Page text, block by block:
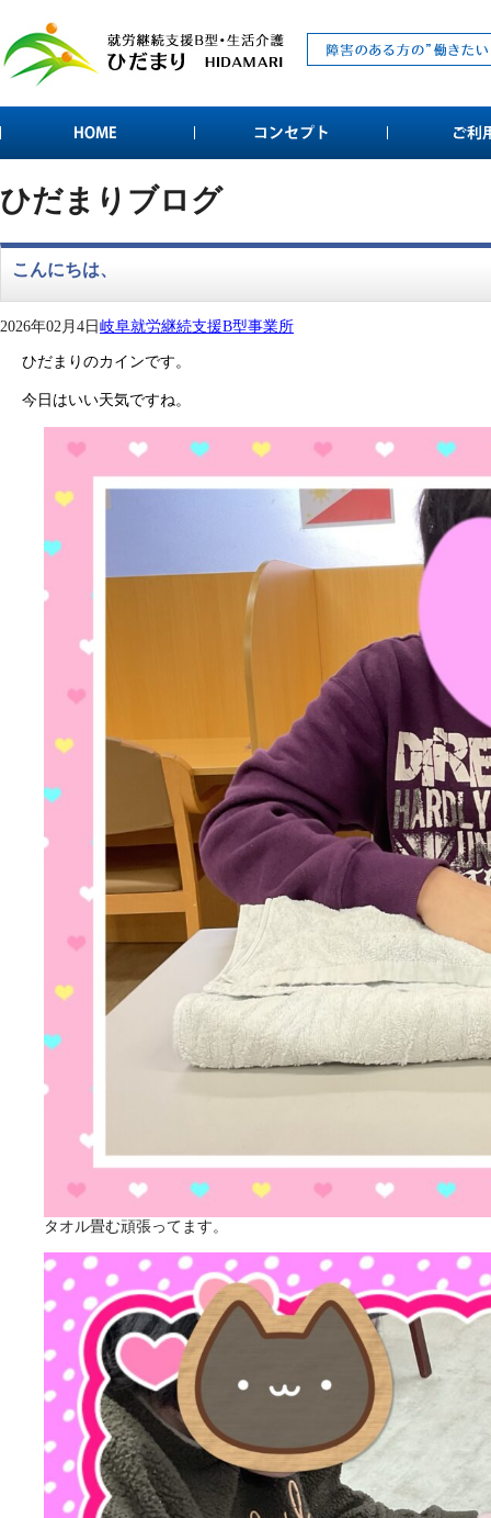
ひだまりブログ
こんにちは、
2026年02月4日岐阜就労継続支援B型事業所
ひだまりのカインです。
今日はいい天気ですね。
タオル畳む頑張ってます。